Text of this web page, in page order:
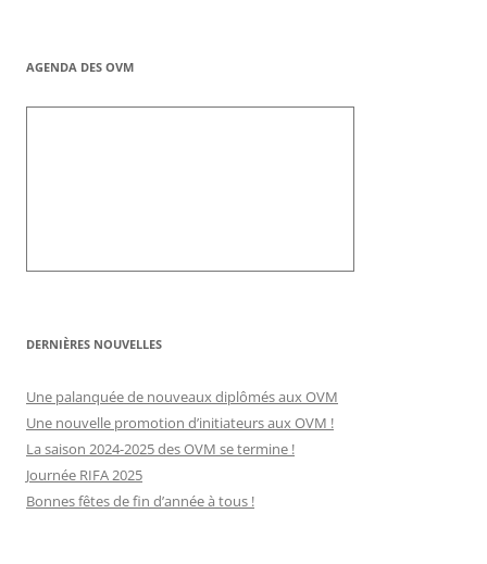
AGENDA DES OVM
DERNIÈRES NOUVELLES
Une palanquée de nouveaux diplômés aux OVM
Une nouvelle promotion d’initiateurs aux OVM !
La saison 2024-2025 des OVM se termine !
Journée RIFA 2025
Bonnes fêtes de fin d’année à tous !